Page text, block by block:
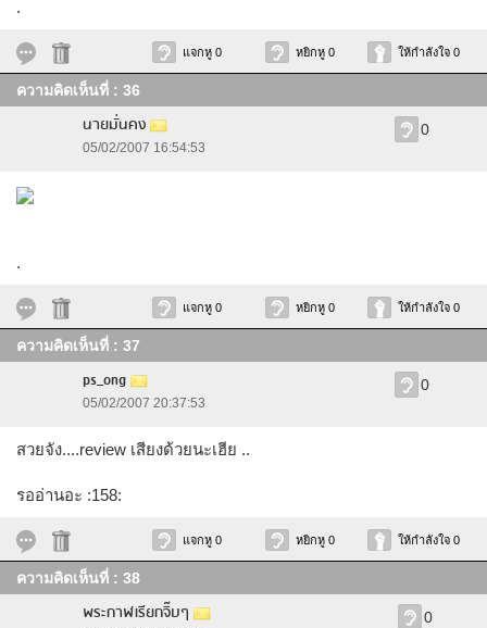
.
แจกหู 0 หยิกหู 0 ให้กำลังใจ 0
ความคิดเห็นที่ : 36
นายมั่นคง
05/02/2007 16:54:53
0
.
แจกหู 0 หยิกหู 0 ให้กำลังใจ 0
ความคิดเห็นที่ : 37
ps_ong
05/02/2007 20:37:53
0
สวยจัง....review เสียงด้วยนะเฮีย ..
รออ่านอะ :158:
แจกหู 0 หยิกหู 0 ให้กำลังใจ 0
ความคิดเห็นที่ : 38
พระกาฬเรียกจิ๊บๆ 0